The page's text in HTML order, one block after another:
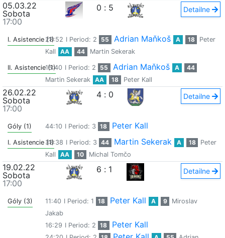
05.03.22
Sobota
17:00
0 : 5 Detailne
I. Asistencie (1)28:52 I Period: 2 55 Adrian Maňkoš A 18
Peter
Kall
AA 44 Martin Sekerak
II. Asistencie (1)
15:40 I Period: 2 55 Adrian Maňkoš A
44
Martin Sekerak
AA 18 Peter Kall
26.02.22
Sobota
17:00
4 : 0 Detailne
Góly (1) 44:10 I Period: 3 18 Peter Kall
I. Asistencie (1)38:38 I Period: 3 44 Martin Sekerak A 18
Peter
Kall
AA 10 Michal Tomčo
19.02.22
Sobota
17:00
6 : 1 Detailne
Góly (3) 11:40 I Period: 1 18 Peter Kall A 9
Miroslav
Jakab
16:29 I Period: 2 18 Peter Kall